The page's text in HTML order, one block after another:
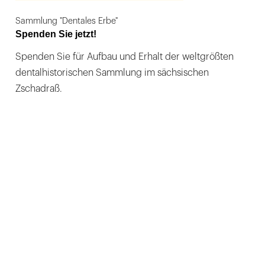
Sammlung "Dentales Erbe"
Spenden Sie jetzt!
Spenden Sie für Aufbau und Erhalt der weltgrößten
dentalhistorischen Sammlung im sächsischen
Zschadraß.